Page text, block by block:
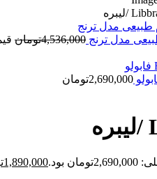
مدل ترنج 4,536,000تومان قیمت
2,690,000تومان
بود. 1,890,000